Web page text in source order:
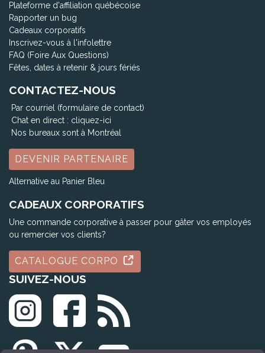
Plateforme d'affiliation québécoise
Rapporter un bug
Cadeaux corporatifs
Inscrivez-vous à l'infolettre
FAQ (Foire Aux Questions)
Fêtes, dates à retenir & jours fériés
CONTACTEZ-NOUS
Par courriel (formulaire de contact)
Chat en direct : cliquez-ici
Nos bureaux sont à Montréal
DEVENIR PARTENAIRE
Alternative au Panier Bleu
CADEAUX CORPORATIFS
Une commande corporative à passer pour gâter vos employés
ou remercier vos clients?
CATALOGUE CORPO
SUIVEZ-NOUS